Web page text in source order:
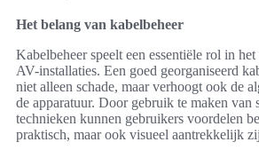
Het belang van kabelbeheer
Kabelbeheer speelt een essentiële rol in
AV-installaties. Een goed georganiseerd
niet alleen schade, maar verhoogt ook de
de apparatuur. Door gebruik te maken van
technieken kunnen gebruikers voordelen
praktisch, maar ook visueel aantrekkelijk